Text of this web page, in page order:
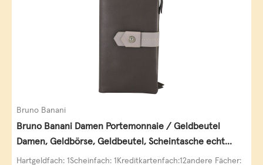
Bruno Banani
Bruno Banani Damen Portemonnaie / Geldbeutel
Damen, Geldbörse, Geldbeutel, Scheintasche echt
Leder
Hartgeldfach: 1Scheinfach: 1Kreditkartenfach:12andere Fächer: